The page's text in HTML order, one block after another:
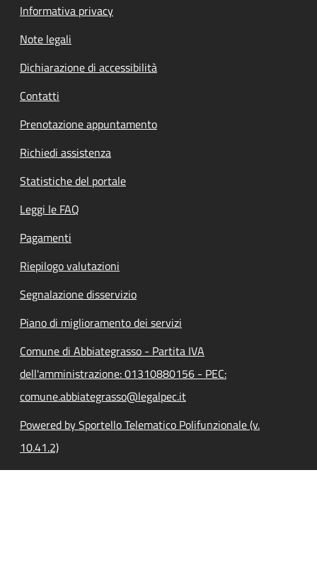
Informativa privacy
Note legali
Dichiarazione di accessibilità
Contatti
Prenotazione appuntamento
Richiedi assistenza
Statistiche del portale
Leggi le FAQ
Pagamenti
Riepilogo valutazioni
Segnalazione disservizio
Piano di miglioramento dei servizi
Comune di Abbiategrasso - Partita IVA
dell'amministrazione: 01310880156 - PEC:
comune.abbiategrasso@legalpec.it
Powered by Sportello Telematico Polifunzionale (v.
10.41.2)